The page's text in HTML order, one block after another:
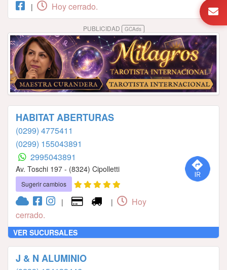
| Hoy cerrado.
PUBLICIDAD GCAds
HABITAT ABERTURAS
(0299) 4775411
(0299) 155043891
2995043891
Av. Toschi 197 - (8324) Cipolletti
Sugerir cambios
| |
Hoy
cerrado.
VER SUCURSALES
J & N ALUMINIO